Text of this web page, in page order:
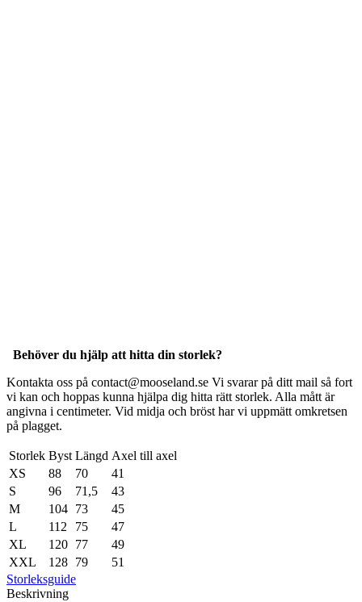
Behöver du hjälp att hitta din storlek?
Kontakta oss på contact@mooseland.se Vi svarar på ditt mail så fort
vi kan och hoppas kunna hjälpa dig hitta rätt storlek. Alla mått är
angivna i centimeter. Vid midja och bröst har vi uppmätt omkretsen
på plagget.
Storlek Byst Längd Axel till axel
XS
88 70
41
S
96 71,5
43
M
104 73
45
L
112 75
47
XL
120 77
49
XXL
128 79
51
Storleksguide
Beskrivning